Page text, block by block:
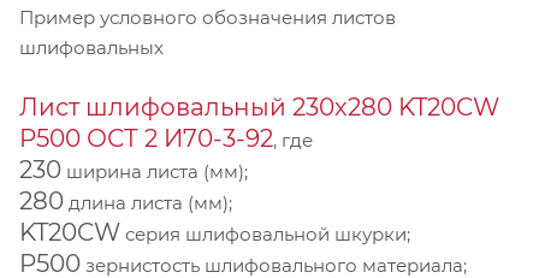
Пример условного обозначения листов
шлифовальных
Лист шлифовальный 230х280 KT20CW
P500 ОСТ 2 И70-3-92, где
230 ширина листа (мм);
280 длина листа (мм);
KT20CW серия шлифовальной шкурки;
P500 зернистость шлифовального материала;